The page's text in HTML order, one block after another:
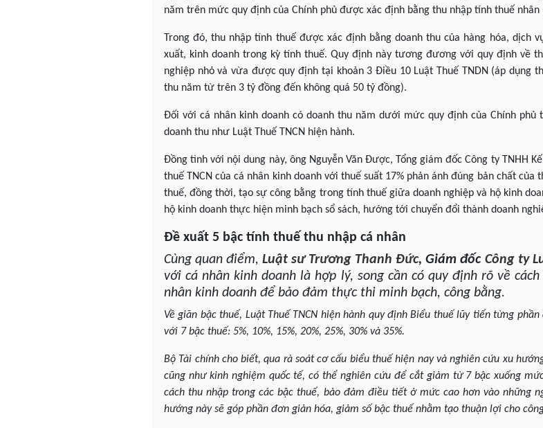
năm trên mức quy định của Chính phủ được xác định bằng thu nhập tính thuế nhân
Trong đó, thu nhập tính thuế được xác định bằng doanh thu của hàng hóa, dịch
xuất, kinh doanh trong kỳ tính thuế. Quy định này tương đương với quy định về
nghiệp nhỏ và vừa được quy định tại khoản 3 Điều 10 Luật Thuế TNDN (áp dụng
thu năm từ trên 3 tỷ đồng đến không quá 50 tỷ đồng).
Đối với cá nhân kinh doanh có doanh thu năm dưới mức quy định của Chính
doanh thu như Luật Thuế TNCN hiện hành.
Đồng tình với nội dung này, ông Nguyễn Văn Được, Tổng giám đốc Công ty TNHH
thuế TNCN của cá nhân kinh doanh với thuế suất 17% phản ánh đúng bản chất
thuế, đồng thời, tạo sự công bằng trong tính thuế giữa doanh nghiệp và hộ kinh
hộ kinh doanh thực hiện minh bạch sổ sách, hướng tới chuyển đổi thành doanh
Đề xuất 5 bậc tính thuế thu nhập cá nhân
Cùng quan điểm,Luật sư Trương Thanh Đức, Giám đốc Công ty
với cá nhân kinh doanh là hợp lý, song cần có quy định rõ về
nhân kinh doanh để bảo đảm thực thi minh bạch, công bằng.
Về giãn bậc thuế, Luật Thuế TNCN hiện hành quy định Biểu thuế lũy tiến từng
với 7 bậc thuế: 5%, 10%, 15%, 20%, 25%, 30% và 35%.
Bộ Tài chính cho biết, qua rà soát cơ cấu biểu thuế hiện nay và nghiên cứu xu
cũng như kinh nghiệm quốc tế, có thể nghiên cứu để cắt giảm từ 7 bậc xuống
cách thu nhập trong các bậc thuế, bảo đảm điều tiết ở mức cao hơn vào những
hướng này sẽ góp phần đơn giản hóa, giảm số bậc thuế nhằm tạo thuận lợi cho